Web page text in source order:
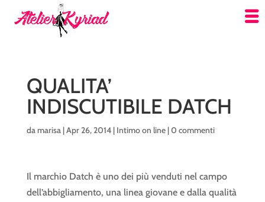
QUALITA’
INDISCUTIBILE DATCH
damarisa|Apr 26, 2014| Intimo on line|0 commenti
Il marchio Datch è uno dei più venduti nel campo
dell’abbigliamento, una linea giovane e dalla qualità